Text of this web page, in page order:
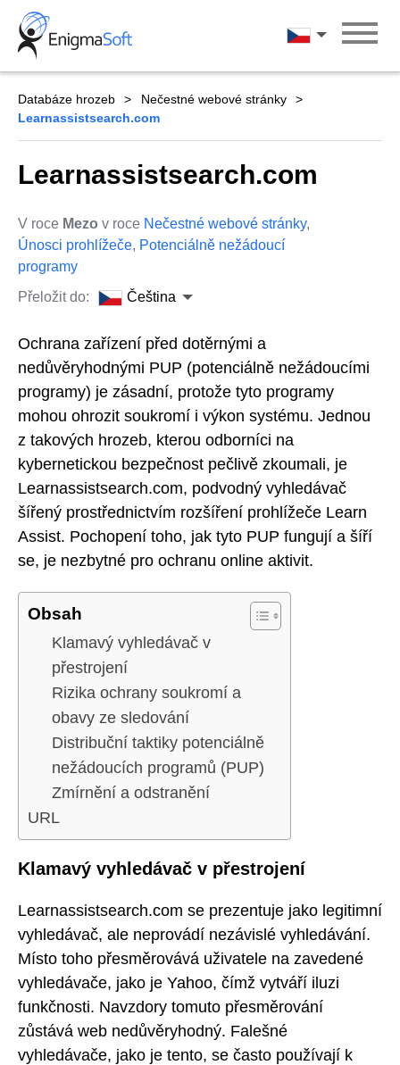
Skip
content
Čeština
Databáze hrozeb
Nečestné webové stránky
Learnassistsearch.com
Learnassistsearch.com
V roce Mezo v roce Nečestné webové stránky,
Únosci prohlížeče, Potenciálně nežádoucí
programy
Přeložit do:
Čeština
Ochrana zařízení před dotěrnými a
nedůvěryhodnými PUP (potenciálně nežádoucími
programy) je zásadní, protože tyto programy
mohou ohrozit soukromí i výkon systému. Jednou
z takových hrozeb, kterou odborníci na
kybernetickou bezpečnost pečlivě zkoumali, je
Learnassistsearch.com, podvodný vyhledávač
šířený prostřednictvím rozšíření prohlížeče Learn
Assist. Pochopení toho, jak tyto PUP fungují a šíří
se, je nezbytné pro ochranu online aktivit.
Obsah
Klamavý vyhledávač v
přestrojení
Rizika ochrany soukromí a
obavy ze sledování
Distribuční taktiky potenciálně
nežádoucích programů (PUP)
Zmírnění a odstranění
URL
Klamavý vyhledávač v přestrojení
Learnassistsearch.com se prezentuje jako legitimní
vyhledávač, ale neprovádí nezávislé vyhledávání.
Místo toho přesměrovává uživatele na zavedené
vyhledávače, jako je Yahoo, čímž vytváří iluzi
funkčnosti. Navzdory tomuto přesměrování
zůstává web nedůvěryhodný. Falešné
vyhledávače, jako je tento, se často používají k